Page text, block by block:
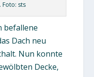
Foto: sts
befallene
Dach neu
Nun konnte
Decke,